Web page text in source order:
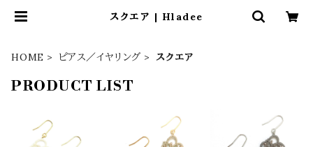
スクエア | Hladee
HOME ピアス／イヤリング スクエア
PRODUCT LIST